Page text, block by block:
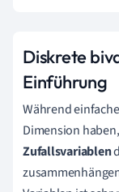
Diskrete
Einführung
Während
Dimension
Zufallsvariablen